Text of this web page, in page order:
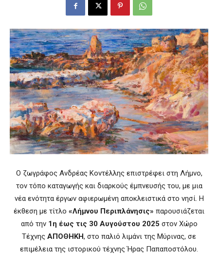
Ο ζωγράφος Ανδρέας Κοντέλλης επιστρέφει στη Λήμνο,
τον τόπο καταγωγής και διαρκούς έμπνευσής του, με μια
νέα ενότητα έργων αφιερωμένη αποκλειστικά στο νησί. Η
έκθεση με τίτλο «Λήμνου Περιπλάνησις» παρουσιάζεται
από την 1η έως τις 30 Αυγούστου 2025 στον Χώρο
Τέχνης ΑΠΟΘΗΚΗ, στο παλιό λιμάνι της Μύρινας, σε
επιμέλεια της ιστορικού τέχνης Ήρας Παπαποστόλου.